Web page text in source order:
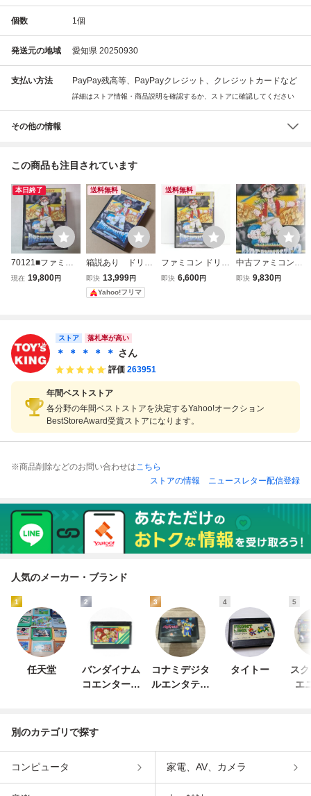
個数 1個
発送元の地域 愛知県 20250930
支払い方法 PayPay残高等、PayPayクレジット、クレジットカードなど
詳細はストア情報・商品説明を確認するか、ストアに確認してください
その他の情報
この商品も注目されています
本日終了
70121■ファミコ
ン FC ナムコ
現在 19,800円
送料無料
箱説あり ドリー
ムマスター ナム
コプリズムゾー
ン FC レトロ
即決 13,999円
Yahoo!フリマ
送料無料
ファミコン ドリー
ムマスター レトロ
即決 6,600円
中古ファミコンソ
フト ドリームマス
即決 9,830円
ストア 落札率が高い
＊ ＊ ＊ ＊ ＊ さん
評価 263951
年間ベストストア
各分野の年間ベストストアを決定するYahoo!オークション
BestStoreAward受賞ストアになります。
※商品削除などのお問い合わせはこちら
ストアの情報
ニュースレター配信登録
人気のメーカー・ブランド
1
任天堂
2
バンダイナム
コエンターテ
3
コナミデジタ
ルエンタテイ
4
タイトー
5
ス
エ
別のカテゴリで探す
コンピュータ 家電、AV、カメラ